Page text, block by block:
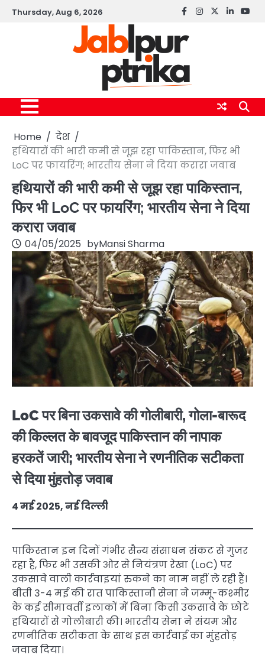
SkipThursday, Aug 6, 2026 Facebook
instagram
twitterlinkedin
Home
देश
हथियारों की भारी कमी से जूझ रहा पाकिस्तान, फिर भी
LoC पर फायरिंग; भारतीय सेना ने दिया करारा जवाब
हथियारों की भारी कमी से जूझ रहा पाकिस्तान,
फिर भी LoC पर फायरिंग; भारतीय सेना ने दिया
करारा जवाब
04/05/2025 byMansi Sharma
LoC पर बिना उकसावे की गोलीबारी, गोला-बारूद
की किल्लत के बावजूद पाकिस्तान की नापाक
हरकतें जारी; भारतीय सेना ने रणनीतिक सटीकता
से दिया मुंहतोड़ जवाब
4 मई 2025, नई दिल्ली
पाकिस्तान इन दिनों गंभीर सैन्य संसाधन संकट से गुजर
रहा है, फिर भी उसकी ओर से नियंत्रण रेखा (LoC) पर
उकसावे वाली कार्रवाइयां रुकने का नाम नहीं ले रही हैं।
बीती 3-4 मई की रात पाकिस्तानी सेना ने जम्मू-कश्मीर
के कई सीमावर्ती इलाकों में बिना किसी उकसावे के छोटे
हथियारों से गोलीबारी की। भारतीय सेना ने संयम और
रणनीतिक सटीकता के साथ इस कार्रवाई का मुंहतोड़
जवाब दिया।